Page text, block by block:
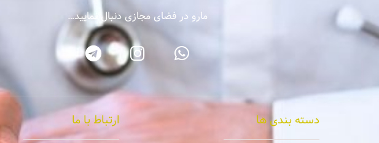
مارو در فضای مجازی دنبال نمایید…
دسته بندی ها ارتباط با ما